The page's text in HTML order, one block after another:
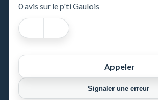
0 avis sur le p'ti Gaulois
Appeler
Signaler une erreur